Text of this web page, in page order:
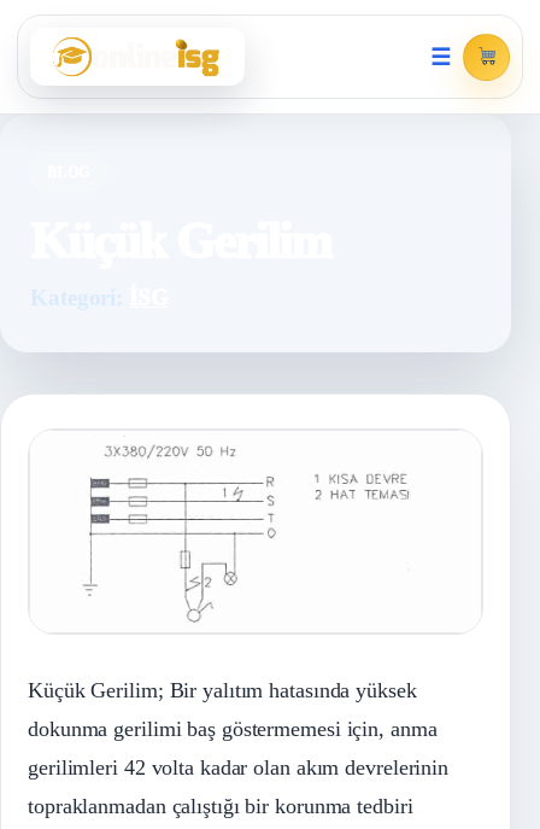
☰
Kategori:
Küçük Gerilim; Bir yalıtım hatasında yüksek
dokunma gerilimi baş göstermemesi için, anma
gerilimleri 42 volta kadar olan akım devrelerinin
topraklanmadan çalıştığı bir korunma tedbiri